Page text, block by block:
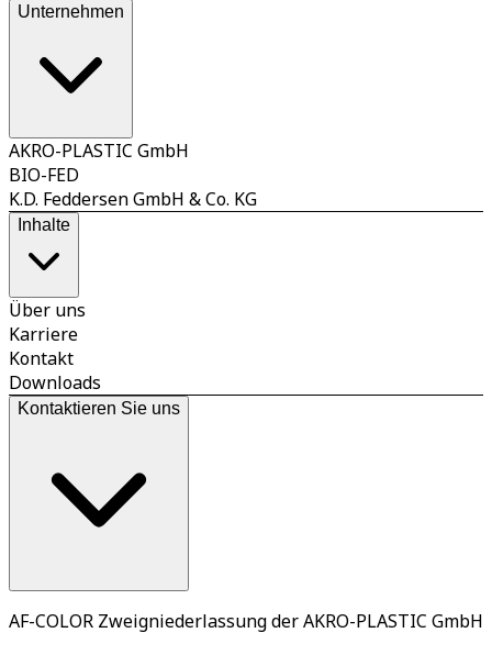
Unternehmen
AKRO-PLASTIC GmbH
BIO-FED
K.D. Feddersen GmbH & Co. KG
Inhalte
Über uns
Karriere
Kontakt
Downloads
Kontaktieren Sie uns
AF-COLOR Zweigniederlassung der AKRO-PLASTIC GmbH